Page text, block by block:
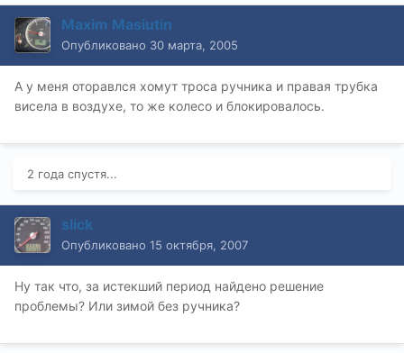
Maxim Masiutin
Опубликовано 30 марта, 2005
А у меня оторавлся хомут троса ручника и правая трубка
висела в воздухе, то же колесо и блокировалось.
2 года спустя...
slick
Опубликовано 15 октября, 2007
Ну так что, за истекший период найдено решение
проблемы? Или зимой без ручника?